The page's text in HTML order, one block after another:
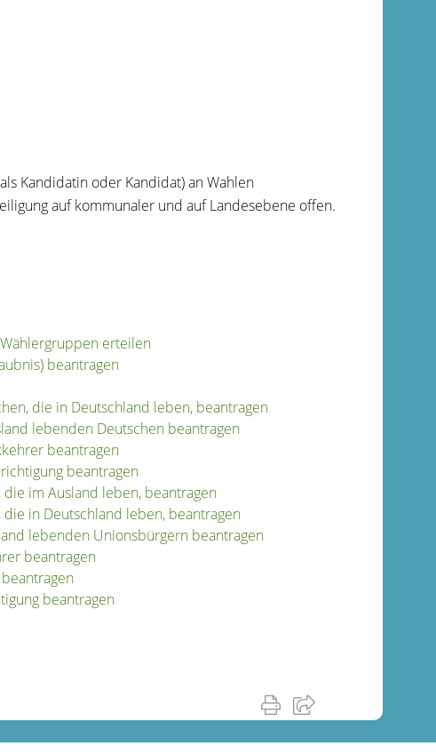
Kandidatin oder Kandidat) an Wahlen
auf kommunaler und auf Landesebene offen.
erteilen
beantragen
die in Deutschland leben, beantragen
lebenden Deutschen beantragen
beantragen
beantragen
die im Ausland leben, beantragen
die in Deutschland leben, beantragen
lebenden Unionsbürgern beantragen
beantragen
beantragen